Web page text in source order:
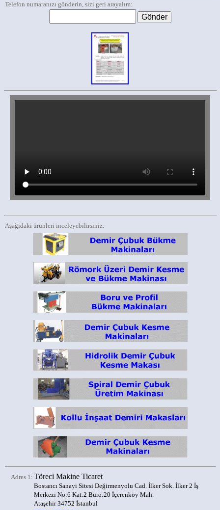
Telefon numaranızı gönderin, sizi geri arayalım:
Aşağıdaki ürünleri inceleyebilirsiniz:
Adres 1: Töreci Makine Ticaret
Bostancı Sanayi Sitesi Değirmenyolu Cad. İlker Sok. İlker 2 İş
Merkezi No:6 Kat:2 Büro:20 İçerenköy Mah.
Ataşehir 34752 İstanbul